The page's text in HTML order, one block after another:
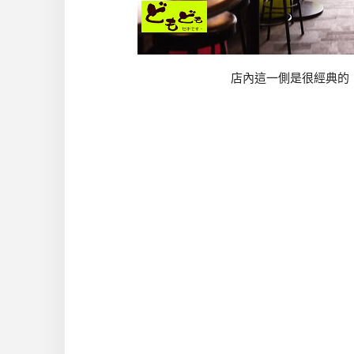
店內這一側是很經典